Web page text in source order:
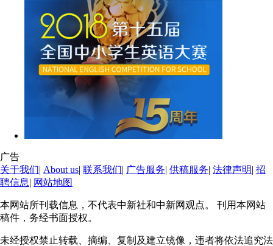
广告
关于我们| About us| 联系我们| 广告服务| 供稿服务| 法律声明| 招
聘信息| 网站地图
本网站所刊载信息，不代表中新社和中新网观点。 刊用本网站
稿件，务经书面授权。
未经授权禁止转载、摘编、复制及建立镜像，违者将依法追究法